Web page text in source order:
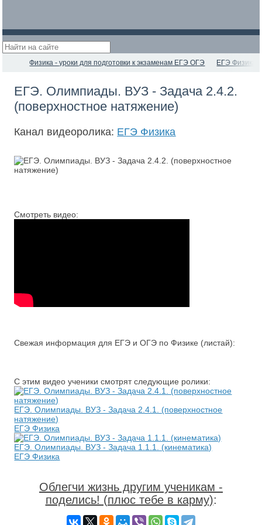
Физика - уроки для подготовки к экзаменам ЕГЭ ОГЭ ЕГЭ Физика
ЕГЭ. Олимпиады. ВУЗ - Задача 2.4.2.
(поверхностное натяжение)
Канал видеоролика: ЕГЭ Физика
Смотреть видео:
Свежая информация для ЕГЭ и ОГЭ по Физике (листай):
С этим видео ученики смотрят следующие ролики:
ЕГЭ. Олимпиады. ВУЗ - Задача 2.4.1. (поверхностное
натяжение)
ЕГЭ Физика
ЕГЭ. Олимпиады. ВУЗ - Задача 1.1.1. (кинематика)
ЕГЭ Физика
Облегчи жизнь другим ученикам -
поделись! (плюс тебе в карму):